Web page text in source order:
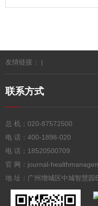
友情链接： |
联系方式
总 机：020-87572500
电 话：400-1898-020
电 话： 18520500709
官 网：journal-
地 址：广州增城区中城智慧园